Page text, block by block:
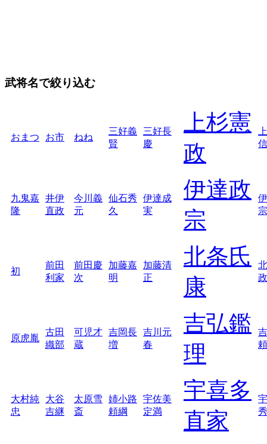
武将名で絞り込む
おまつ お市 ねね
三好義
賢
三好長
慶
上杉憲
政
信
九鬼嘉
隆
井伊
直政
今川義
元
仙石秀
久
伊達成
実
伊達政
宗
宗
初
前田
利家
前田慶
次
加藤嘉
明
加藤清
正
北条氏
康
政
原虎胤
古田
織部
可児才
蔵
吉岡長
増
吉川元
春
吉弘鑑
理
頼
大村純
忠
大谷
吉継
太原雪
斎
姉小路
頼綱
宇佐美
定満
宇喜多
直家